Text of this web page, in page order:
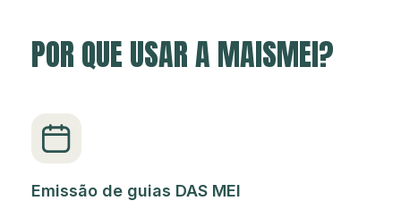
POR QUE USAR A MAISMEI?
Emissão de guias DAS MEI